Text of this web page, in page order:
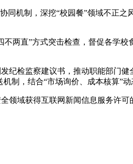
制，深挖“校园餐”领域不正之
直”方式突击检查，督促各学校
监察建议书，推动职能部门健
制，结合“市场询价、成本核算”
域获得互联网新闻信息服务许可